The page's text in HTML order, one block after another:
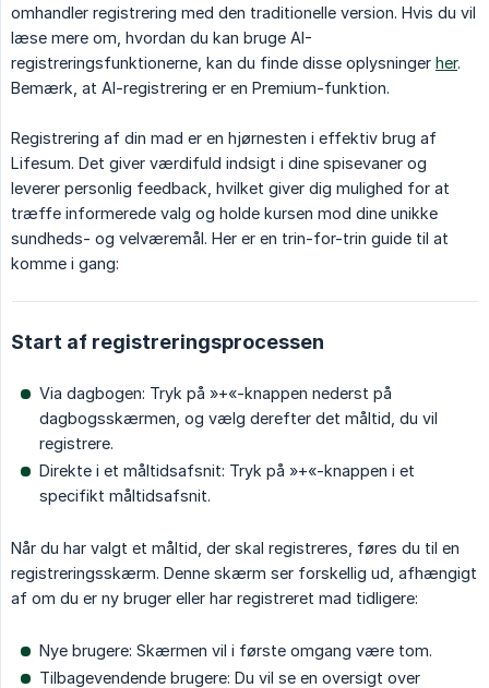
omhandler registrering med den traditionelle version. Hvis du vil
læse mere om, hvordan du kan bruge AI-
registreringsfunktionerne, kan du finde disse oplysninger her.
Bemærk, at AI-registrering er en Premium-funktion.
Registrering af din mad er en hjørnesten i effektiv brug af
Lifesum. Det giver værdifuld indsigt i dine spisevaner og
leverer personlig feedback, hvilket giver dig mulighed for at
træffe informerede valg og holde kursen mod dine unikke
sundheds- og velværemål. Her er en trin-for-trin guide til at
komme i gang:
Start af registreringsprocessen
Via dagbogen: Tryk på »+«-knappen nederst på
dagbogsskærmen, og vælg derefter det måltid, du vil
registrere.
Direkte i et måltidsafsnit: Tryk på »+«-knappen i et
specifikt måltidsafsnit.
Når du har valgt et måltid, der skal registreres, føres du til en
registreringsskærm. Denne skærm ser forskellig ud, afhængigt
af om du er ny bruger eller har registreret mad tidligere:
Nye brugere: Skærmen vil i første omgang være tom.
Tilbagevendende brugere: Du vil se en oversigt over